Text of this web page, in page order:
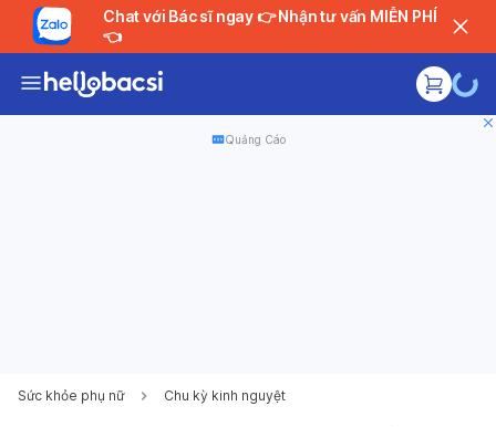
Chat với Bác sĩ ngay 👉 Nhận tư vấn MIỄN PHÍ
👈
Quảng Cáo
Sức khỏe phụ nữ Chu kỳ kinh nguyệt